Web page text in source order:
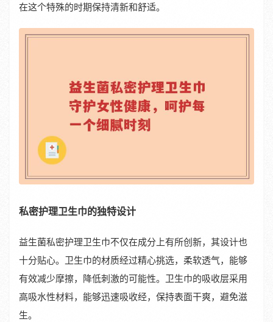
在这个特殊的时期保持清新和舒适。
私密护理卫生巾的独特设计
益生菌私密护理卫生巾不仅在成分上有所创新，其设计也
十分贴心。卫生巾的材质经过精心挑选，柔软透气，能够
有效减少摩擦，降低刺激的可能性。卫生巾的吸收层采用
高吸水性材料，能够迅速吸收经，保持表面干爽，避免滋
生。